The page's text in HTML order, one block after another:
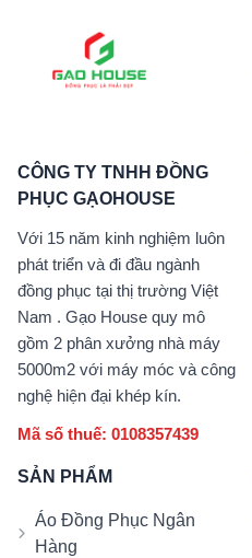
CÔNG TY TNHH ĐỒNG
PHỤC GẠOHOUSE
Với 15 năm kinh nghiệm luôn
phát triển và đi đầu ngành
đồng phục tại thị trường Việt
Nam . Gạo House quy mô
gồm 2 phân xưởng nhà máy
5000m2 với máy móc và công
nghệ hiện đại khép kín.
Mã số thuế: 0108357439
SẢN PHẨM
Áo Đồng Phục Ngân
Hàng